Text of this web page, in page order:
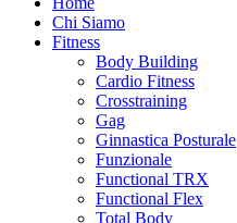
Chi Siamo
Fitness
Body Building
Cardio Fitness
Crosstraining
Gag
Ginnastica Posturale
Funzionale
Functional TRX
Functional Flex
Total Body